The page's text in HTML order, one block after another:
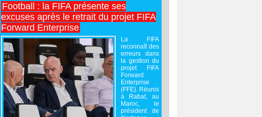
Football : la FIFA présente ses
excuses après le retrait du projet FIFA
Forward Enterprise
La FIFA
reconnaît des
erreurs dans
la gestion du
projet FIFA
Forward
Enterprise
(FFE). Réunis
à Rabat, au
Maroc, le
président de